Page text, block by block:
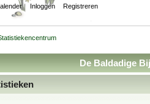
Inloggen Registreren
De Baldadige